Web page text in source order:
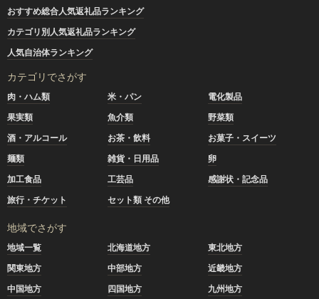
おすすめ総合人気返礼品ランキング
カテゴリ別人気返礼品ランキング
人気自治体ランキング
カテゴリでさがす
肉・ハム類 米・パン
電化製品
果実類
魚介類
野菜類
酒・アルコール
お茶・飲料
お菓子・スイーツ
麺類
雑貨・日用品
卵
加工食品
工芸品
感謝状・記念品
旅行・チケット
セット類 その他
地域でさがす
地域一覧 北海道地方
東北地方
関東地方
中部地方
近畿地方
中国地方
四国地方 九州地方